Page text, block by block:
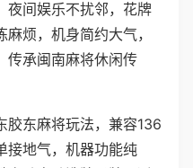
夜间娱乐不扰邻，花牌
烦，机身简约大气，
传承闽南麻将休闲传
胶东麻将玩法，兼容136
接地气，机器功能纯